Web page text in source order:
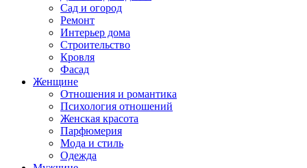
Сад и огород
Ремонт
Интерьер дома
Строительство
Кровля
Фасад
Женщине
Отношения и романтика
Психология отношений
Женская красота
Парфюмерия
Мода и стиль
Одежда